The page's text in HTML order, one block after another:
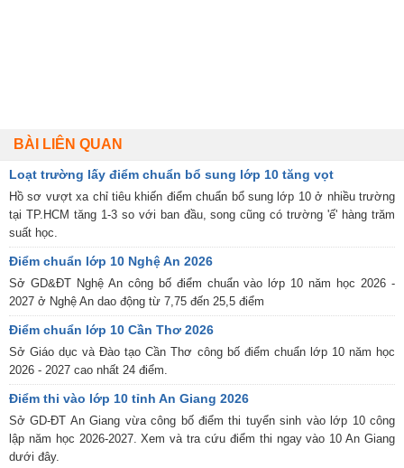
BÀI LIÊN QUAN
Loạt trường lấy điểm chuẩn bổ sung lớp 10 tăng vọt
Hồ sơ vượt xa chỉ tiêu khiến điểm chuẩn bổ sung lớp 10 ở nhiều trường
tại TP.HCM tăng 1-3 so với ban đầu, song cũng có trường 'ế' hàng trăm
suất học.
Điểm chuẩn lớp 10 Nghệ An 2026
Sở GD&ĐT Nghệ An công bố điểm chuẩn vào lớp 10 năm học 2026 -
2027 ở Nghệ An dao động từ 7,75 đến 25,5 điểm
Điểm chuẩn lớp 10 Cần Thơ 2026
Sở Giáo dục và Đào tạo Cần Thơ công bố điểm chuẩn lớp 10 năm học
2026 - 2027 cao nhất 24 điểm.
Điểm thi vào lớp 10 tỉnh An Giang 2026
Sở GD-ĐT An Giang vừa công bố điểm thi tuyển sinh vào lớp 10 công
lập năm học 2026-2027. Xem và tra cứu điểm thi ngay vào 10 An Giang
dưới đây.